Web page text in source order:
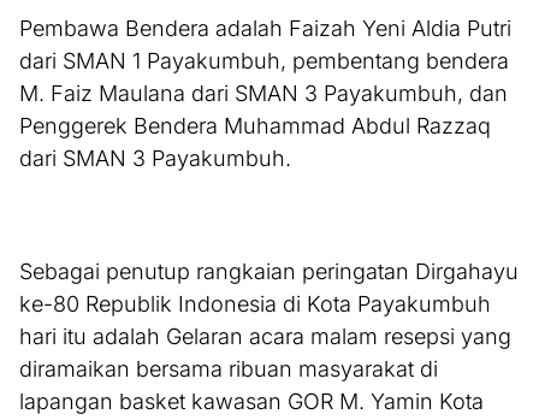
Pembawa Bendera adalah Faizah Yeni Aldia Putri
dari SMAN 1 Payakumbuh, pembentang bendera
M. Faiz Maulana dari SMAN 3 Payakumbuh, dan
Penggerek Bendera Muhammad Abdul Razzaq
dari SMAN 3 Payakumbuh.
Sebagai penutup rangkaian peringatan Dirgahayu
ke-80 Republik Indonesia di Kota Payakumbuh
hari itu adalah Gelaran acara malam resepsi yang
diramaikan bersama ribuan masyarakat di
lapangan basket kawasan GOR M. Yamin Kota